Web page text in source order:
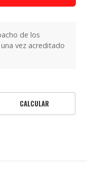
de los
vez acreditado
CALCULAR